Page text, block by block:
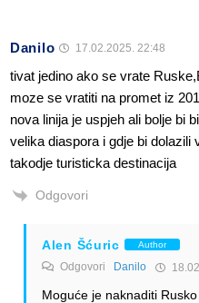
Danilo 17.02.2025. 22:48
tivat jedino ako se vrate
moze se vratiti na promet iz
nova linija je uspjeh ali bolje bi
velika diaspora i gdje bi dolazili
takodje turisticka destinacija
Odgovori
Alen Šćuric Author
Odgovori Danilo
Moguće je naknaditi